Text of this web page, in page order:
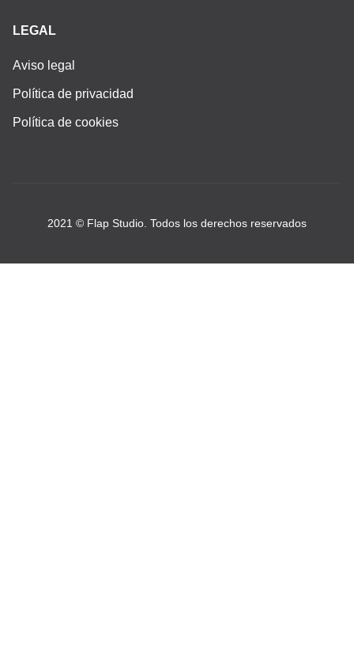
LEGAL
Aviso legal
Política de privacidad
Política de cookies
2021 © Flap Studio. Todos los derechos reservados